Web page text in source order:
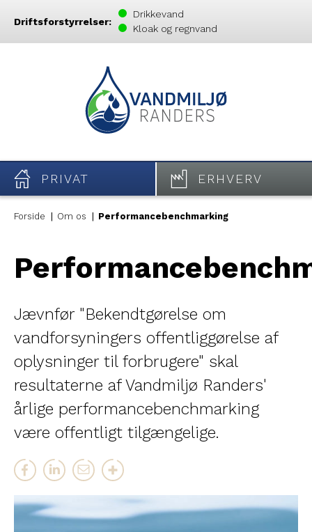
Driftsforstyrrelser:
Drikkevand
Kloak og regnvand
PRIVAT ERHVERV
Forside Om os Performancebenchmarking
Jævnfør "Bekendtgørelse om
vandforsyningers offentliggørelse af
oplysninger til forbrugere" skal
resultaterne af Vandmiljø Randers'
årlige performancebenchmarking
være offentligt tilgængelige.